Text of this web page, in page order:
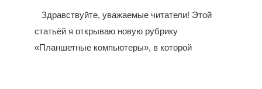
Здравствуйте, уважаемые читатели! Этой
статьёй я открываю новую рубрику
«Планшетные компьютеры», в которой